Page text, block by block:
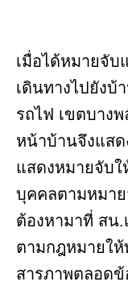
เมื่อได้หมายจับ
เดินทางไปยังบ้
รถไฟ เขตบาง
หน้าบ้านจึงแสด
แสดงหมายจับใ
บุคคลตามหมา
ต้องหามาที่ สน
ตามกฎหมายให้
สารภาพตลอดข้